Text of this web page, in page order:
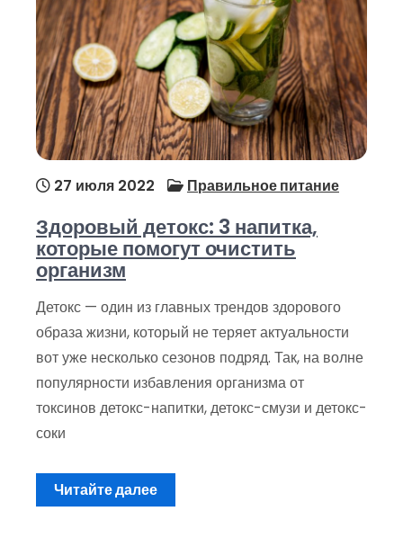
27 июля 2022 Правильное питание
Здоровый детокс: 3 напитка,
которые помогут очистить
организм
Детокс — один из главных трендов здорового
образа жизни, который не теряет актуальности
вот уже несколько сезонов подряд. Так, на волне
популярности избавления организма от
токсинов детокс-напитки, детокс-смузи и детокс-
соки
Читайте далее